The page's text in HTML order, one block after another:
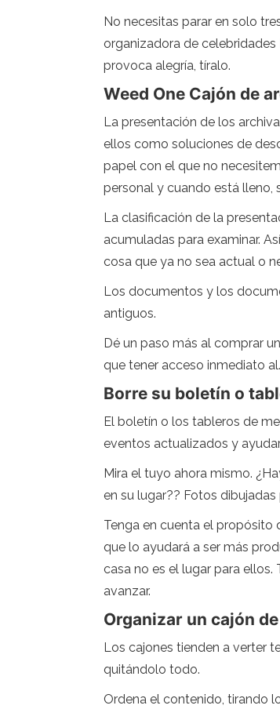
No necesitas parar en solo
organizadora de celebridades
provoca alegría, tíralo.
Weed One Cajón de
La presentación de los
ellos como soluciones de
papel con el que no
personal y cuando está lleno,
La clasificación de la
acumuladas para examinar.
cosa que ya no sea actual o
Los documentos y los
antiguos.
Dé un paso más al comprar
que tener acceso inmediato
Borre su boletín o
El boletín o los tableros de
eventos actualizados y
Mira el tuyo ahora mismo.
en su lugar?? Fotos
Tenga en cuenta el propósito
que lo ayudará a ser más
casa no es el lugar para
avanzar.
Organizar un cajón
Los cajones tienden a verter
quitándolo todo.
Ordena el contenido, tirando